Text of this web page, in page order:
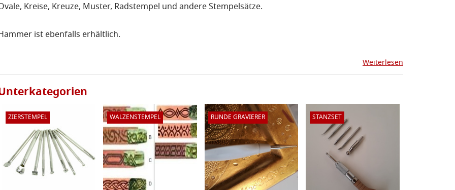
Kreise, Kreuze, Muster, Radstempel und andere Stempelsätze.
ist ebenfalls erhältlich.
italienische Kunden und europäische Privatpersonen enthalten die Preise eine italienische Mehrwertsteuer von 22%.
europäische (nicht italienische) Fachkräfte und Unternehmen, die nicht der Mehrwertsteuer gemäß Artikel 41 des Gesetzesdekrets Nr. 331/93 unterliegen -
Änderung mit der bei VIES registrierten innergemeinschaftlichen Mehrwertsteuernummer (siehe auf dieser
http://ec.europa.eu/taxation_customs/vies/?locale=it.
Weiterlesen
ZIERSTEMPEL WALZENSTEMPEL RUNDE GRAVIERER STANZSET